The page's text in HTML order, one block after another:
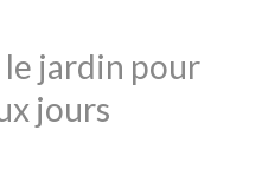
le jardin pour
jours